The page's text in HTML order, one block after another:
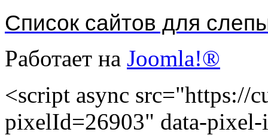
Список сайтов для
Работает на Joomla!®
<script async src="https://
pixelId=26903" data-